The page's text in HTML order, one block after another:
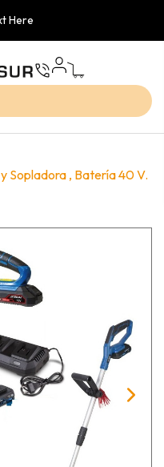
Here
Sopladora , Batería 40 V.